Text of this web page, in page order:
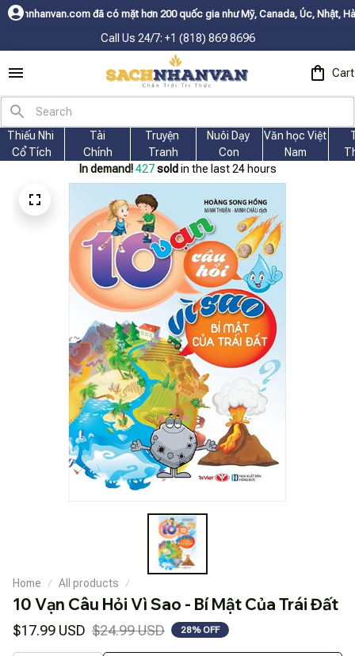
có mặt hơn 200 quốc gia như Mỹ, Canada, Úc, Nhật, Hàn, và các nước Châu
Call Us 24/7: +1 (818) 869 8696
Cart
Thiếu Nhi
Cổ Tích
Tài
Chính
Truyện
Tranh
Nuôi Dạy
Con
Văn học Việt
Nam
In demand! 427 sold in the last 24 hours
Home All products
10 Vạn Câu Hỏi Vì Sao - Bí Mật Của Trái Đất
$17.99 USD $24.99 USD 28% OFF